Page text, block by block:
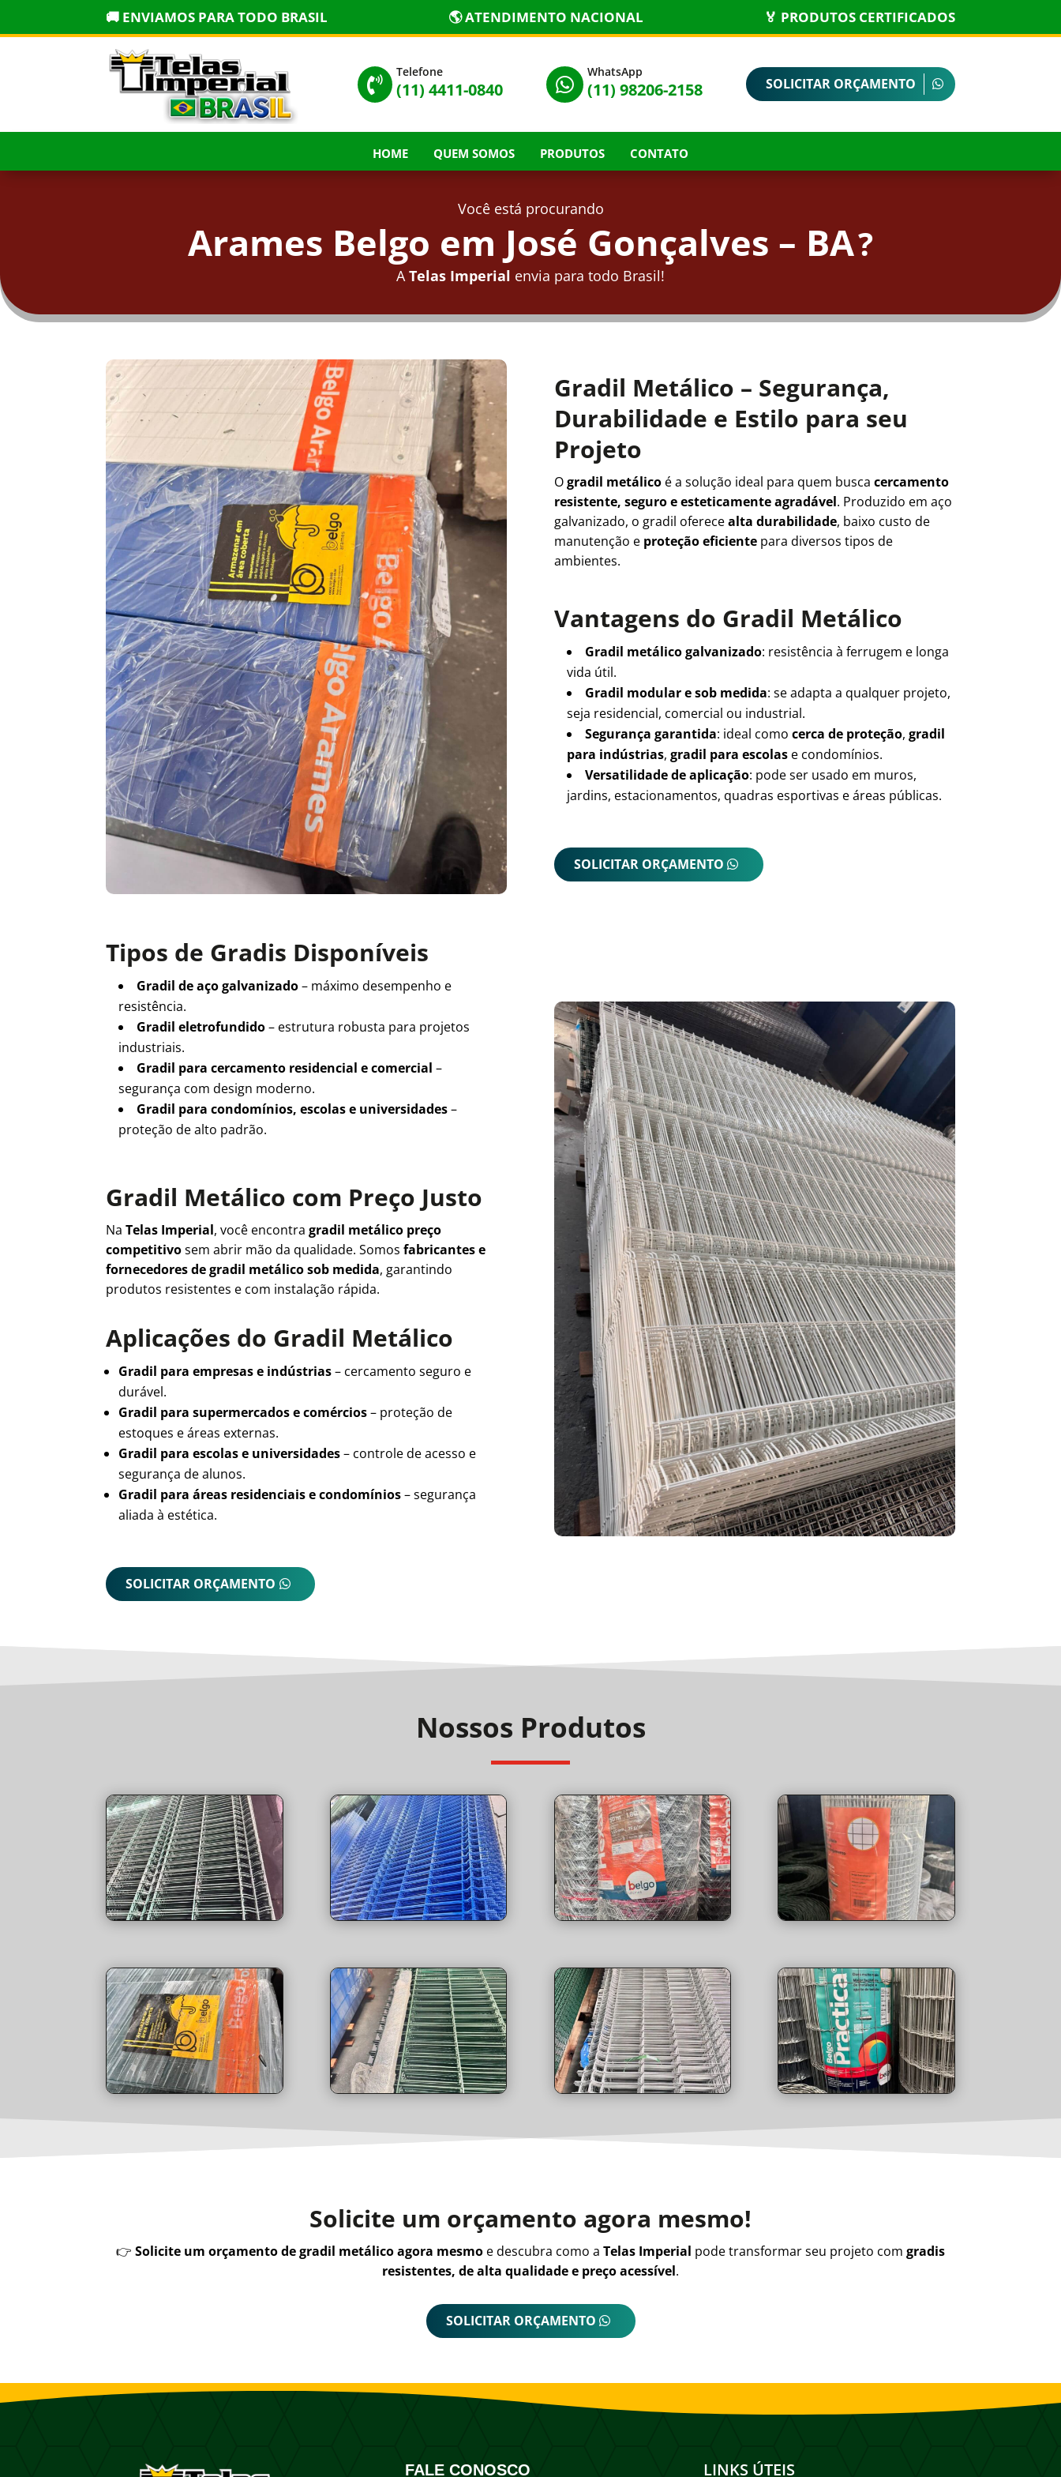
🚚 ENVIAMOS PARA TODO BRASIL 🌎 ATENDIMENTO NACIONAL 🏅 PRODUTOS CERTIFICADOS

Telefone
(11) 4411-0840 
WhatsApp
(11) 98206-2158 SOLICITAR ORÇAMENTO
HOME QUEM SOMOS PRODUTOS CONTATO
Você está procurando
Arames Belgo em José Gonçalves – BA?
ATelas Imperial envia para todo Brasil!
Gradil Metálico – Segurança,
Durabilidade e Estilo para seu
Projeto
Ogradil metálicoé a solução ideal para quem busca cercamento
resistente, seguro e esteticamente agradável. Produzido em aço
galvanizado, o gradil oferecealta durabilidade, baixo custo de
manutenção e proteção eficientepara diversos tipos de
ambientes.
Vantagens do Gradil Metálico
Gradil metálico galvanizado: resistência à ferrugem e longa
vida útil.
Gradil modular e sob medida: se adapta a qualquer projeto,
seja residencial, comercial ou industrial.
Segurança garantida: ideal como cerca de proteção, gradil
para indústrias, gradil para escolase condomínios.
Versatilidade de aplicação: pode ser usado em muros,
jardins, estacionamentos, quadras esportivas e áreas públicas.
SOLICITAR ORÇAMENTO
Tipos de Gradis Disponíveis
Gradil de aço galvanizado– máximo desempenho e
resistência.
Gradil eletrofundido– estrutura robusta para projetos
industriais.
Gradil para cercamento residencial e comercial –
segurança com design moderno.
Gradil para condomínios, escolas e universidades–
proteção de alto padrão.
Gradil Metálico com Preço Justo
NaTelas Imperial, você encontragradil metálico preço
competitivosem abrir mão da qualidade. Somosfabricantes e
fornecedores de gradil metálico sob medida, garantindo
produtos resistentes e com instalação rápida.
Aplicações do Gradil Metálico
Gradil para empresas e indústrias– cercamento seguro e
durável.
Gradil para supermercados e comércios– proteção de
estoques e áreas externas.
Gradil para escolas e universidades– controle de acesso e
segurança de alunos.
Gradil para áreas residenciais e condomínios– segurança
aliada à estética.
SOLICITAR ORÇAMENTO
Nossos Produtos
Solicite um orçamento agora mesmo!
👉 Solicite um orçamento de gradil metálico agora mesmo e descubra como a Telas Imperial pode transformar seu projeto com gradis
resistentes, de alta qualidade e preço acessível.
SOLICITAR ORÇAMENTO
FALE CONOSCO LINKS ÚTEIS